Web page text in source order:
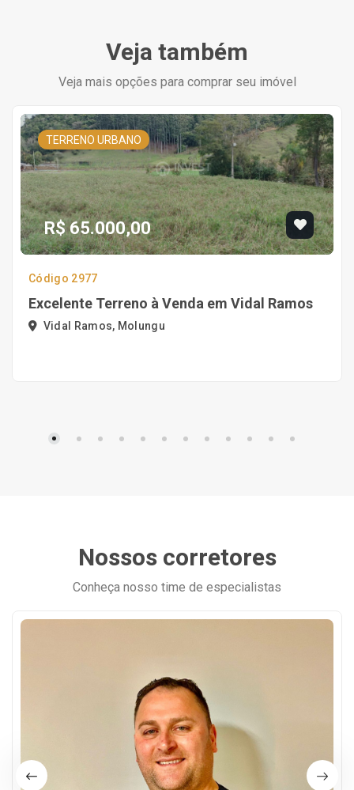
Veja também
Veja mais opções para comprar seu imóvel
TERRENO URBANO
R$ 65.000,00
Código 2977
Excelente Terreno à Venda em Vidal Ramos
Vidal Ramos, Molungu
Nossos corretores
Conheça nosso time de especialistas